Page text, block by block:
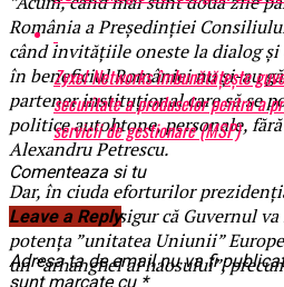
România a Președinției
când invitățiile oneste la dialog
în beneficiul României nu și-au
partener instituțional care să se
politice autohtone, personale,
Alexandru Petrescu.
Dar, în ciuda eforturilor
Petrescu este sigur că Guvernul
potența ”unitatea Uniunii”
un ”arhanghel al haosului”,
Zyxel Networks îmbunătățește
securitate a produselor pentru a
servicii de gestionare (MSP)
Comenteaza si tu
Leave a Reply
Adresa ta de email nu va fi
sunt marcate cu *